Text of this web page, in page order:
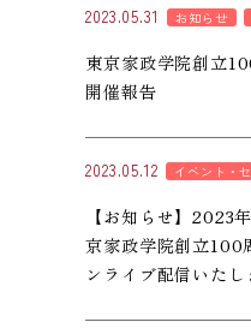
2023.05.31 お知らせ
東京家政学院創立
開催報告
2023.05.12 イベント・
【お知らせ】2023
京家政学院創立100
ンライブ配信いたし